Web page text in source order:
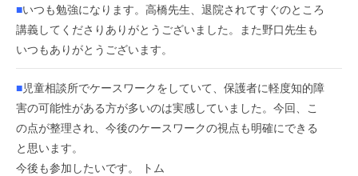
■いつも勉強になります。高橋先生、退院されてすぐのところ
講義してくださりありがとうございました。また野口先生も
いつもありがとうございます。
■児童相談所でケースワークをしていて、保護者に軽度知的障
害の可能性がある方が多いのは実感していました。今回、こ
の点が整理され、今後のケースワークの視点も明確にできる
と思います。
今後も参加したいです。 トム